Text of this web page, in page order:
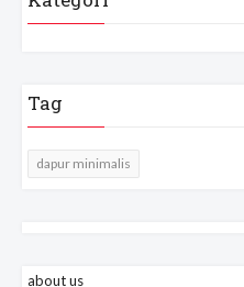
Kategori
Tag
dapur minimalis